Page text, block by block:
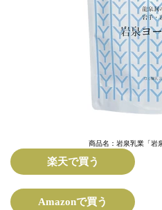
商品名：岩泉乳業「岩
楽天で買う
Amazonで買う